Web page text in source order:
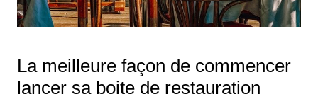
La meilleure façon de commencer
lancer sa boite de restauration